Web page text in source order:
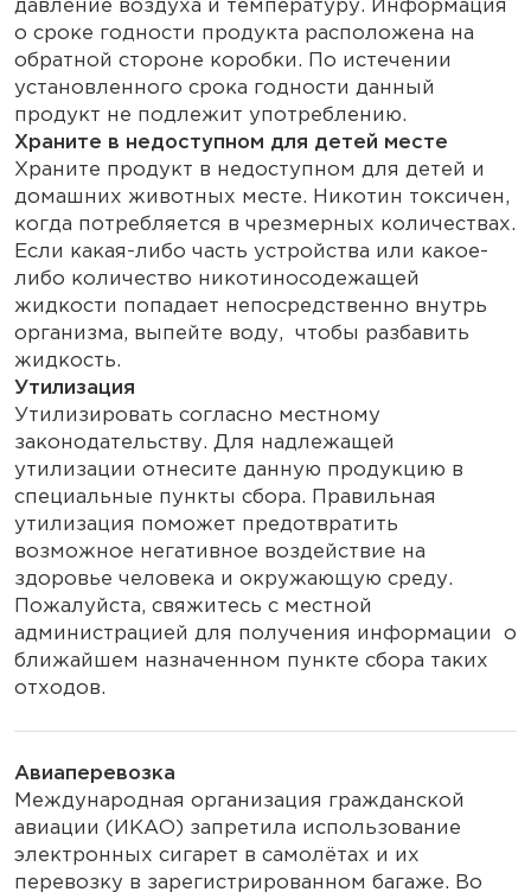
давление воздуха и температуру. Информация
о сроке годности продукта расположена на
обратной стороне коробки. По истечении
установленного срока годности данный
продукт не подлежит употреблению.
Храните в недоступном для детей месте
Храните продукт в недоступном для детей и
домашних животных месте. Никотин токсичен,
когда потребляется в чрезмерных количествах.
Если какая-либо часть устройства или какое-
либо количество никотиносодежащей
жидкости попадает непосредственно внутрь
организма, выпейте воду, чтобы разбавить
жидкость.
Утилизация
Утилизировать согласно местному
законодательству. Для надлежащей
утилизации отнесите данную продукцию в
специальные пункты сбора. Правильная
утилизация поможет предотвратить
возможное негативное воздействие на
здоровье человека и окружающую среду.
Пожалуйста, свяжитесь с местной
администрацией для получения информации о
ближайшем назначенном пункте сбора таких
отходов.
Авиаперевозка
Международная организация гражданской
авиации (ИКАО) запретила использование
электронных сигарет в самолётах и их
перевозку в зарегистрированном багаже. Во